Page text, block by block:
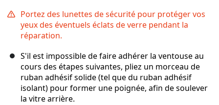
Portez des lunettes de sécurité pour protéger vos
yeux des éventuels éclats de verre pendant la
réparation.
S'il est impossible de faire adhérer la ventouse au
cours des étapes suivantes, pliez un morceau de
ruban adhésif solide (tel que du ruban adhésif
isolant) pour former une poignée, afin de soulever
la vitre arrière.